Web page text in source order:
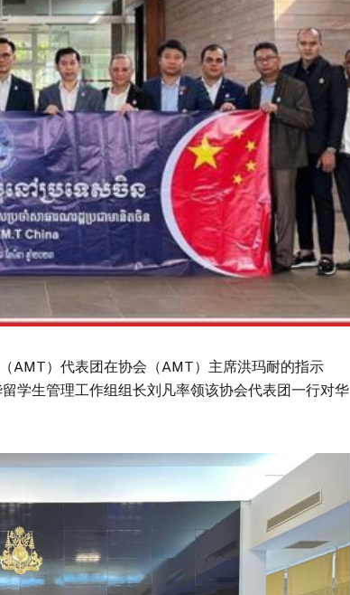
AMT）代表团在协会（AMT）主席洪玛耐的指示
学生管理工作组组长刘凡率领该协会代表团一行对华